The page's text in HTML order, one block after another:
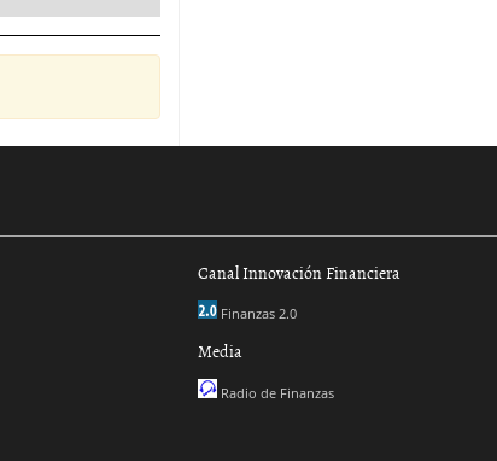
Canal Innovación Financiera
Finanzas 2.0
Media
Radio de Finanzas